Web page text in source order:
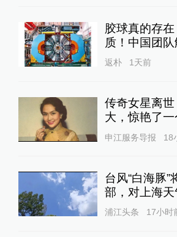
胶球真的存
质！中国团
返朴 1天前
传奇女星离
大，惊艳了
申江服务导报 18
台风“白海豚
部，对上海天
浦江头条 17小时